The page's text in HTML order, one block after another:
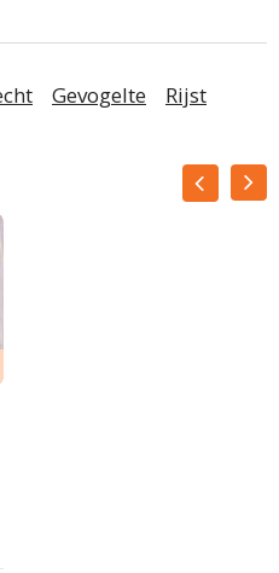
Gevogelte Rijst